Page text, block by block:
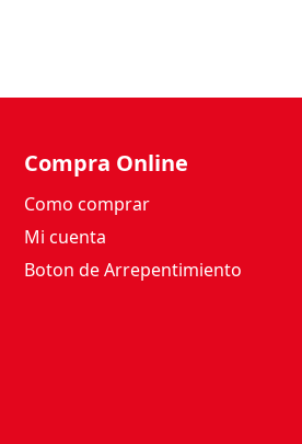
Compra Online
Como comprar
Mi cuenta
Boton de Arrepentimiento